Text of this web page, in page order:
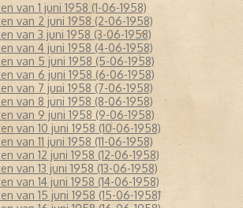
van 1 juni 1958 (1-06-1958)
van 2 juni 1958 (2-06-1958)
van 3 juni 1958 (3-06-1958)
van 4 juni 1958 (4-06-1958)
van 5 juni 1958 (5-06-1958)
van 6 juni 1958 (6-06-1958)
van 7 juni 1958 (7-06-1958)
van 8 juni 1958 (8-06-1958)
van 9 juni 1958 (9-06-1958)
van 10 juni 1958 (10-06-1958)
van 11 juni 1958 (11-06-1958)
van 12 juni 1958 (12-06-1958)
van 13 juni 1958 (13-06-1958)
van 14 juni 1958 (14-06-1958)
van 15 juni 1958 (15-06-1958)